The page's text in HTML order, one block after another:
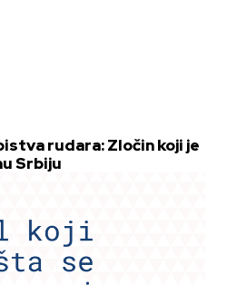
rudara: Zločin koji je
Srbiju